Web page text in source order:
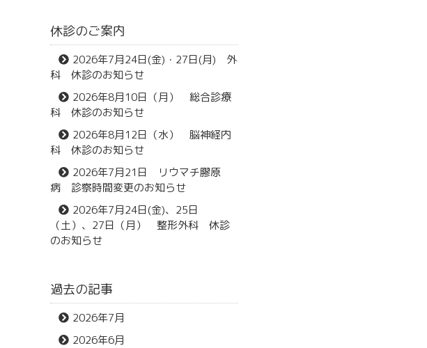
休診のご案内
2026年7月24日(金)・27日(月) 外
科 休診のお知らせ
2026年8月10日（月） 総合診療
科 休診のお知らせ
2026年8月12日（水） 脳神経内
科 休診のお知らせ
2026年7月21日 リウマチ膠原
病 診察時間変更のお知らせ
2026年7月24日(金)、25日
（土）、27日（月） 整形外科 休診
のお知らせ
過去の記事
2026年7月
2026年6月